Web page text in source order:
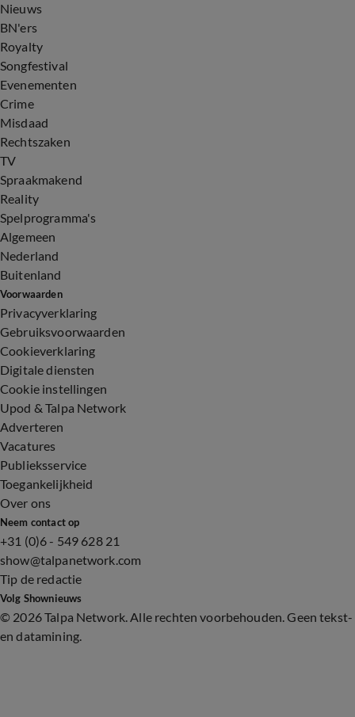
Nieuws
BN'ers
Royalty
Songfestival
Evenementen
Crime
Misdaad
Rechtszaken
TV
Spraakmakend
Reality
Spelprogramma's
Algemeen
Nederland
Buitenland
Voorwaarden
Privacyverklaring
Gebruiksvoorwaarden
Cookieverklaring
Digitale diensten
Cookie instellingen
Upod & Talpa Network
Adverteren
Vacatures
Publieksservice
Toegankelijkheid
Over ons
Neem contact op
+31 (0)6 - 549 628 21
show@talpanetwork.com
Tip de redactie
Volg Shownieuws
© 2026 Talpa Network. Alle rechten voorbehouden. Geen tekst-
en datamining.